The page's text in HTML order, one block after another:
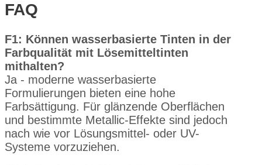
FAQ
F1: Können wasserbasierte Tinten in der
Farbqualität mit Lösemitteltinten
mithalten?
Ja - moderne wasserbasierte
Formulierungen bieten eine hohe
Farbsättigung. Für glänzende Oberflächen
und bestimmte Metallic-Effekte sind jedoch
nach wie vor Lösungsmittel- oder UV-
Systeme vorzuziehen.